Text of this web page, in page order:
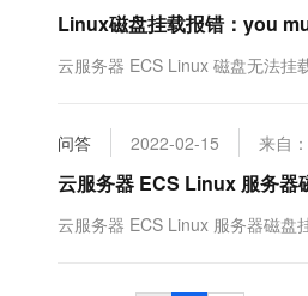
Linux磁盘挂载报错：you
云服务器 ECS Linux 磁盘无法
问答 2022-02-15 来自
云服务器 ECS Linux 服务
云服务器 ECS Linux 服务器磁